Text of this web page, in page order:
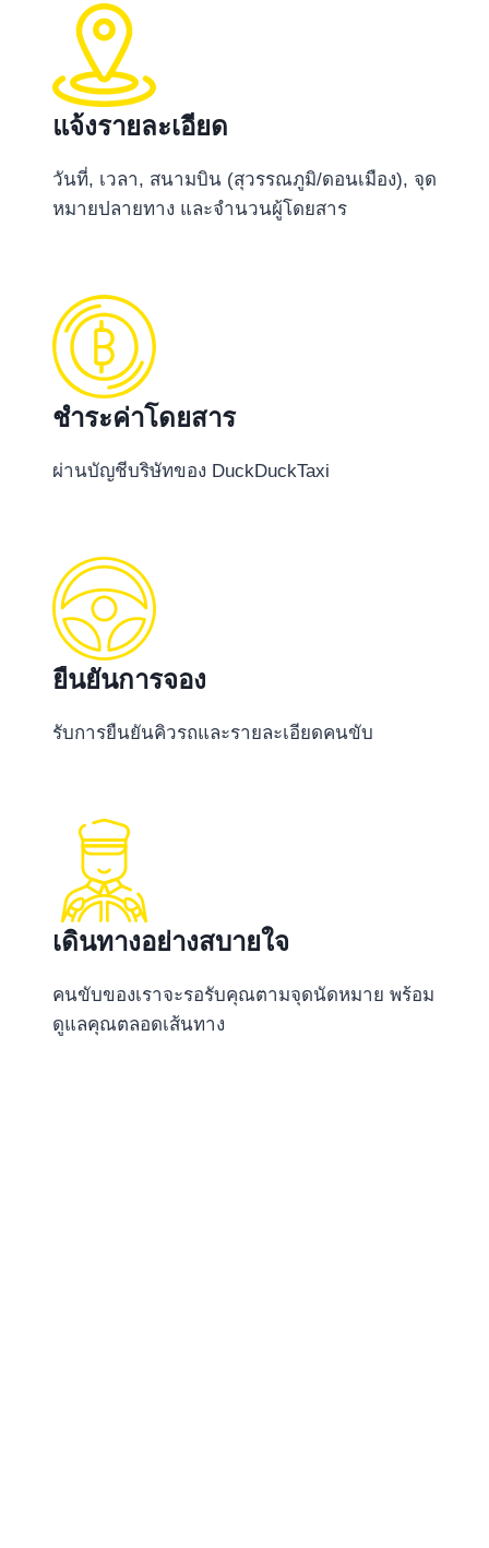
แจ้งรายละเอียด
วันที่, เวลา, สนามบิน (สุวรรณภูมิ/ดอนเมือง), จุด
หมายปลายทาง และจำนวนผู้โดยสาร
ชำระค่าโดยสาร
ผ่านบัญชีบริษัทของ DuckDuckTaxi
ยืนยันการจอง
รับการยืนยันคิวรถและรายละเอียดคนขับ
เดินทางอย่างสบายใจ
คนขับของเราจะรอรับคุณตามจุดนัดหมาย พร้อม
ดูแลคุณตลอดเส้นทาง